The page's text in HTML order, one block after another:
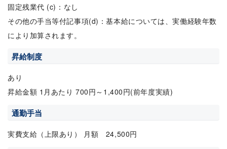
固定残業代 (c)：なし
その他の手当等付記事項(d)：基本給については、実働経験年数
により加算されます。
昇給制度
あり
昇給金額 1月あたり 700円～1,400円(前年度実績)
通勤手当
実費支給（上限あり） 月額 24,500円